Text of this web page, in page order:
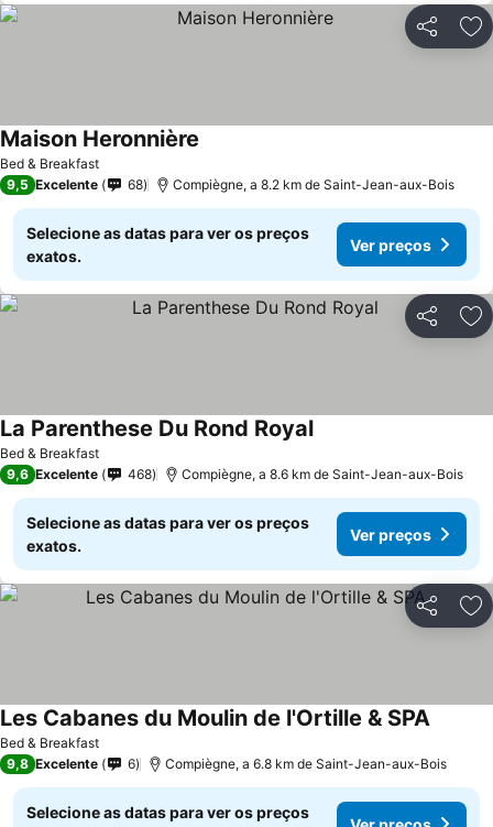
Partilhar
Bed & Breakfast
Maison Heronnière
9,5 Excelente 68 Compiègne, a 8.2 km de Saint-Jean-aux-Bois
Selecione as datas para ver os preços
exatos.
Ver preços
Partilhar
Bed & Breakfast
La Parenthese Du Rond RoyalVer preços
9,6 Excelente 468 Compiègne, a 8.6 km de Saint-Jean-aux-Bois
Selecione as datas para ver os preços
exatos.
Ver preços
Partilhar
Bed & Breakfast
Les Cabanes du Moulin de l'Ortille & SPAVer
9,8 Excelente 6 Compiègne, a 6.8 km de Saint-Jean-aux-Bois
Selecione as datas para ver os preços